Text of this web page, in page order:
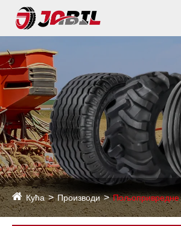
Кућа Производи Пољопривредне